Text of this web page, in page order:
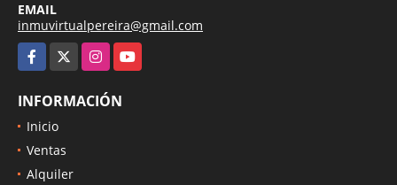
EMAIL
inmuvirtualpereira@gmail.com
Facebook
InstagramYouTube
INFORMACIÓN
Inicio
Ventas
Alquiler